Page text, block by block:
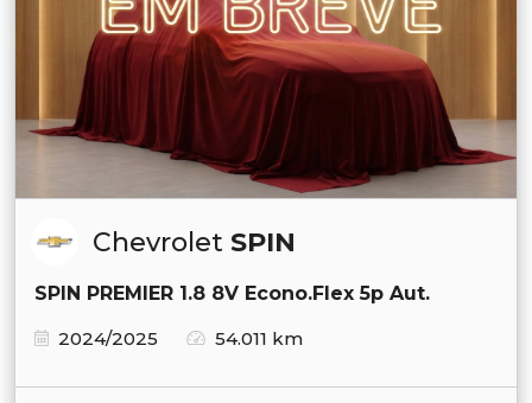
Chevrolet SPIN
SPIN PREMIER 1.8 8V Econo.Flex 5p Aut.
2024/2025
54.011 km